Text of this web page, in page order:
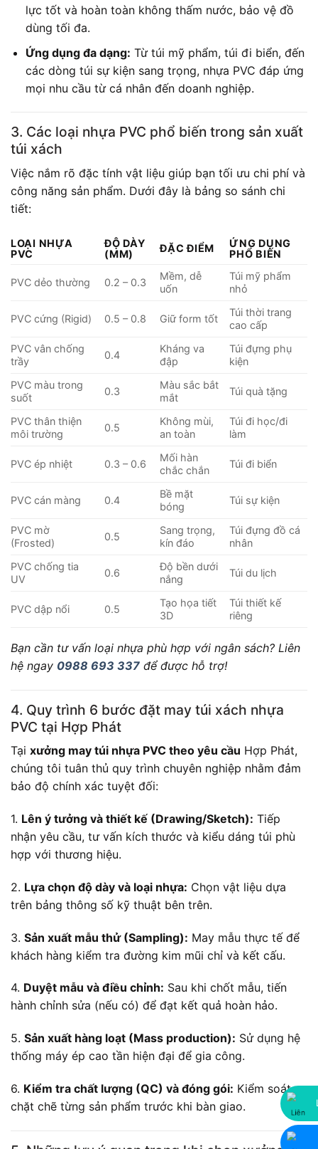
lực tốt và hoàn toàn không thấm nước, bảo vệ đồ
dùng tối đa.
Ứng dụng đa dạng: Từ túi mỹ phẩm, túi đi biển, đến
các dòng túi sự kiện sang trọng, nhựa PVC đáp ứng
mọi nhu cầu từ cá nhân đến doanh nghiệp.
3. Các loại nhựa PVC phổ biến trong sản xuất
túi xách
Việc nắm rõ đặc tính vật liệu giúp bạn tối ưu chi phí và
công năng sản phẩm. Dưới đây là bảng so sánh chi
tiết:
LOẠI NHỰA
PVC
ĐỘ DÀY
(MM)
ĐẶC ĐIỂM
ỨNG DỤNG
PHỔ BIẾN
PVC dẻo thường 0.2 – 0.3
Mềm, dễ
uốn
Túi mỹ phẩm
nhỏ
PVC cứng (Rigid) 0.5 – 0.8 Giữ form tốt
Túi thời trang
cao cấp
PVC vân chống
trầy
0.4
Kháng va
đập
Túi đựng phụ
kiện
PVC màu trong
suốt
0.3
Màu sắc bắt
mắt
Túi quà tặng
PVC thân thiện
môi trường
0.5
Không mùi,
an toàn
Túi đi học/đi
làm
PVC ép nhiệt 0.3 – 0.6
Mối hàn
chắc chắn
Túi đi biển
PVC cán màng 0.4
Bề mặt
bóng
Túi sự kiện
PVC mờ
(Frosted)
0.5
Sang trọng,
kín đáo
Túi đựng đồ cá
nhân
PVC chống tia
UV
0.6
Độ bền dưới
nắng
Túi du lịch
PVC dập nổi 0.5
Tạo họa tiết
3D
Túi thiết kế
riêng
Bạn cần tư vấn loại nhựa phù hợp với ngân sách? Liên
hệ ngay 0988 693 337 để được hỗ trợ!
4. Quy trình 6 bước đặt may túi xách nhựa
PVC tại Hợp Phát
Tại xưởng may túi nhựa PVC theo yêu cầu Hợp Phát,
chúng tôi tuân thủ quy trình chuyên nghiệp nhằm đảm
bảo độ chính xác tuyệt đối:
1. Lên ý tưởng và thiết kế (Drawing/Sketch): Tiếp
nhận yêu cầu, tư vấn kích thước và kiểu dáng túi phù
hợp với thương hiệu.
2. Lựa chọn độ dày và loại nhựa: Chọn vật liệu dựa
trên bảng thông số kỹ thuật bên trên.
3. Sản xuất mẫu thử (Sampling): May mẫu thực tế để
khách hàng kiểm tra đường kim mũi chỉ và kết cấu.
4. Duyệt mẫu và điều chỉnh: Sau khi chốt mẫu, tiến
hành chỉnh sửa (nếu có) để đạt kết quả hoàn hảo.
5. Sản xuất hàng loạt (Mass production): Sử dụng hệ
thống máy ép cao tần hiện đại để gia công.
6. Kiểm tra chất lượng (QC) và đóng gói: Kiểm soát
chặt chẽ từng sản phẩm trước khi bàn giao.